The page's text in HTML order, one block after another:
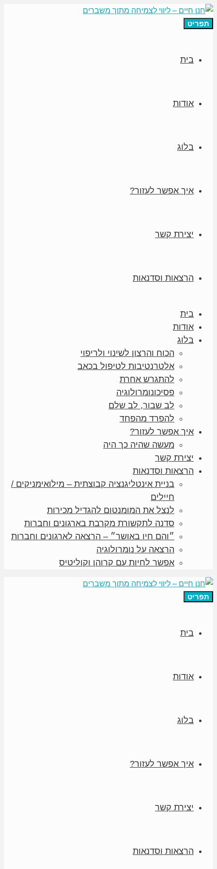
תפריט
בית
אודות
בלוג
איך אפשר לעזור?
יצירת קשר
הרצאות וסדנאות
בית
אודות
בלוג
הכוח והרצון לשינוי ולריפוי
אלטרנטיבות לטיפול בכאב
להתגרש אחרת
פסיכונומרולוגיה
לב שבור, לב שלם
להפרד מהפחד
איך אפשר לעזור?
מעשה שהיה כך היה
יצירת קשר
הרצאות וסדנאות
בניית אינטליגנציה קבוצתית – מילואימניקים /
חיילים
לנצל את המומנטום להגדיל מכירות
סדנה לתקשורת מקרבת בארגונים וחברות
״והם חיו באושר״ – הרצאה לארגונים וחברות
הרצאה על נומרולוגיה
אפשר לחיות עם קרוהן וקוליטיס
תפריט
בית
אודות
בלוג
איך אפשר לעזור?
יצירת קשר
הרצאות וסדנאות